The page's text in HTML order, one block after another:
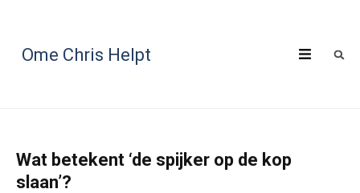
Ome Chris Helpt
Wat betekent ‘de spijker op de kop
slaan’?